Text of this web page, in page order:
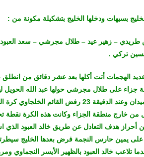
بسيهات ودخلها الخليج بتشكيلة مكونة من :
طريدي – زهير عيد – طلال مجرشي – سعد
تركي .
الهجمات أتت أكلها بعد عشر دقائق من انطلق
على طلال مجرشي حولها عبد الله الحويل
بعدها الأفضلية النجماوية على وسط الميدان وعند الدقيقة 23
من خارج منطقة الجزاء وكانت هذه الكرة نقطة
فتمكن الخليج عند الدقيقة 26 من أحراز هدف التعادل عن طريق خالد
يمين حارس النجمة فرض بعدها الخليج
الهدف الثاني عند الدقيقة 30 عندما تلاعب خالد العبود بالظهير